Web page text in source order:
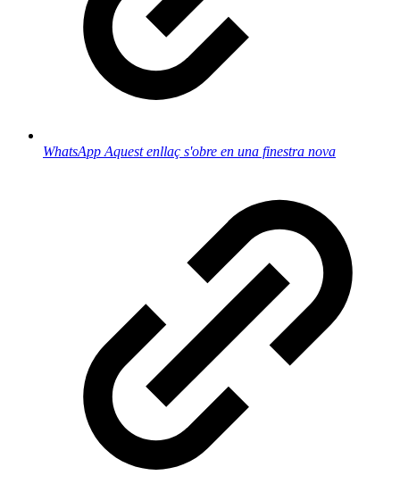
WhatsApp Aquest enllaç s'obre en una finestra nova